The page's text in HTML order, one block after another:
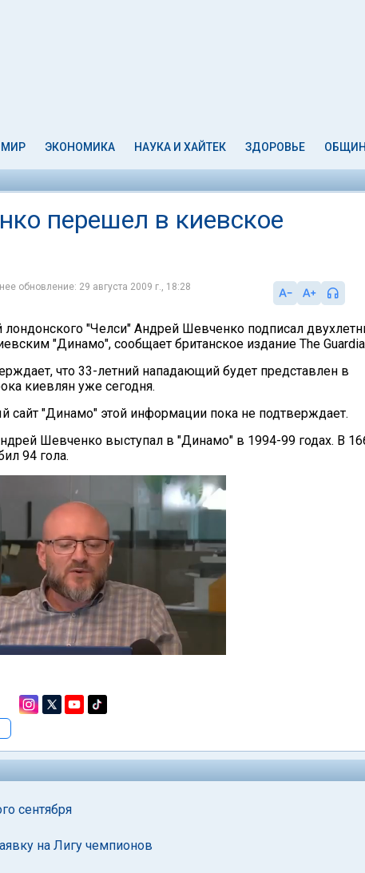
МИР ЭКОНОМИКА НАУКА И ХАЙТЕК ЗДОРОВЬЕ
перешел в киевское
обновление: 29 августа 2009 г., 18:28
"Челси" Андрей Шевченко подписал
"Динамо", сообщает британское издание The
что 33-летний нападающий будет представлен в
киевлян уже сегодня.
сайт "Динамо" этой информации пока не подтверждает.
Шевченко выступал в "Динамо" в 1994-99 годах. В
94 гола.
сентября
на Лигу чемпионов